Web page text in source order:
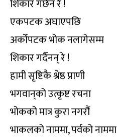
शिकार गर्छन रे !
एकपटक अघाएपछि
अर्कोपटक भोक नलागेसम्म
शिकार गर्दैनन् रे !
हामी सृष्टिकै श्रेष्ठ प्राणी
भगवान्‌को उत्कृष्ट रचना
भोकको मात्र कुरा नगरौं
भाकलको नाममा, पर्वको नाममा